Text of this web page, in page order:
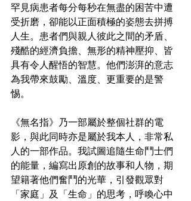
罕見病患者每分每秒在無盡的困苦中遭
受折磨，卻能以正面積極的姿態去拼搏
人生。患者們與親人彼此之間的矛盾、
殘酷的經濟負擔、無形的精神壓抑、皆
具有令人醒悟的智慧。他們澎湃的意志
為我帶來鼓勵、溫度、更重要的是警
惕。
《無名指》乃一部屬於整個社群的電
影，與此同時亦是屬於我本人，非常私
人的一部作品。我試圖追隨生命鬥士們
的能量，編寫出原創的故事和人物，期
望籍著他們奮鬥的光華，引發觀眾對
「家庭」及「生命」的思考，呼喚心中